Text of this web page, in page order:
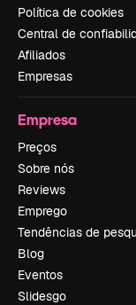
Política de cookies
Central de
Afiliados
Empresas
Empresa
Preços
Sobre nós
Reviews
Emprego
Tendências de
Blog
Eventos
Slidesgo